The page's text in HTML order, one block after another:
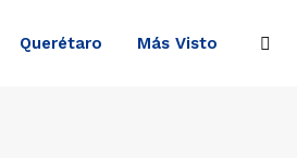
Querétaro Más Visto